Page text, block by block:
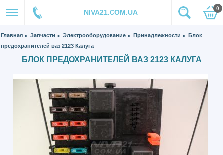
NIVA21.COM.UA 0
Главная ► Запчасти ► Электрооборудование ► Принадлежности ► Блок
предохранителей ваз 2123 Калуга
БЛОК ПРЕДОХРАНИТЕЛЕЙ ВАЗ 2123 КАЛУГА